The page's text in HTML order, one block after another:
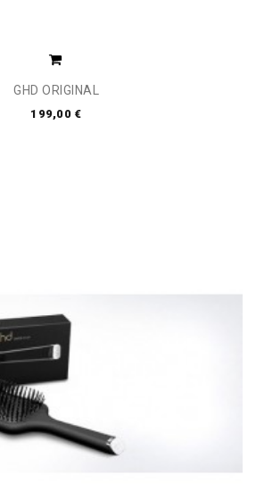
GHD ORIGINAL
199,00 €